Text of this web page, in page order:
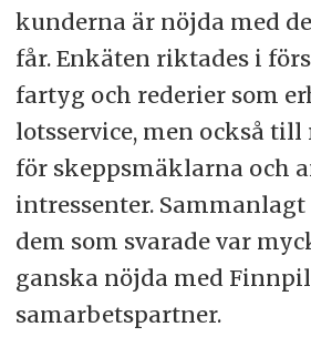
kunderna är nöjda med
får. Enkäten riktades i
fartyg och rederier som
lotsservice, men också
för skeppsmäklarna och
intressenter. Sammanlagt
dem som svarade var
ganska nöjda med
samarbetspartner.